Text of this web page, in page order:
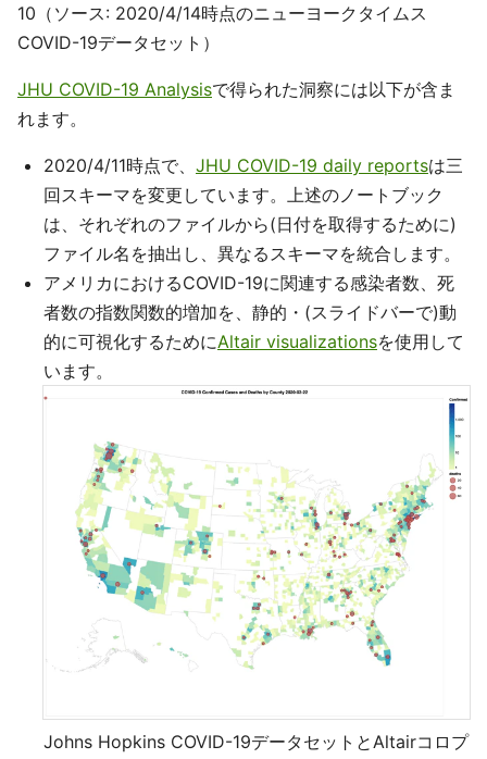
10（ソース: 2020/4/14時点のニューヨークタイムス
COVID-19データセット）
JHU COVID-19 Analysisで得られた洞察には以下が含ま
れます。
2020/4/11時点で、 JHU COVID-19 daily reportsは三
回スキーマを変更しています。上述のノートブック
は、それぞれのファイルから(日付を取得するために)
ファイル名を抽出し、異なるスキーマを統合します。
アメリカにおけるCOVID-19に関連する感染者数、死
者数の指数関数的増加を、静的・(スライドバーで)動
的に可視化するためにAltair visualizationsを使用して
います。
Johns Hopkins COVID-19データセットとAltairコロプ